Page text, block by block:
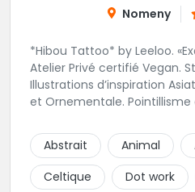
Nomeny
*Hibou Tattoo* by Leeloo. «Exclusivement sur R.d.v »
Atelier Privé certifié Vegan. Styles pratiqués :
Illustrations d’inspiration
et Ornementale. Pointillisme
de l’Atelier :
https://www.facebook.com/
Abstrait Animal
Celtique
Dot work